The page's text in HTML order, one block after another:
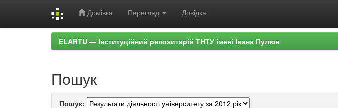
Домівка Перегляд Довідка
ELARTU — Інституційний репозитарій ТНТУ імені Івана Пулюя
Пошук
Пошук: